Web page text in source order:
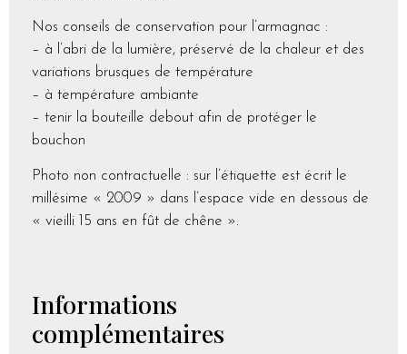
Nos conseils de conservation pour l’armagnac :
– à l’abri de la lumière, préservé de la chaleur et des
variations brusques de température
– à température ambiante
– tenir la bouteille debout afin de protéger le
bouchon
Photo non contractuelle : sur l’étiquette est écrit le
millésime « 2009 » dans l’espace vide en dessous de
« vieilli 15 ans en fût de chêne ».
Informations
complémentaires